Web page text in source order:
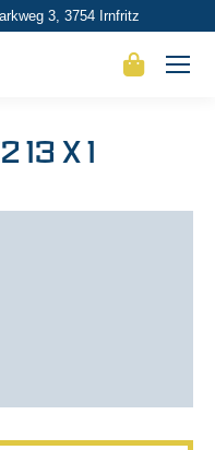
3, 3754 Irnfritz
13 X 1